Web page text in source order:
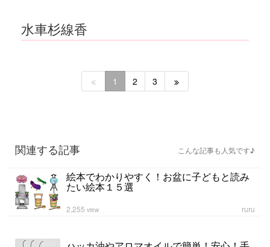
水車杉線香
1 2 3
関連する記事 こんな記事も人気です♪
絵本でわかりやすく！お盆に子どもと読み
たい絵本１５選
ruru
2,255 view